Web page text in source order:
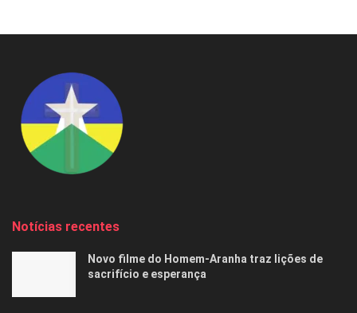
Notícias recentes
Novo filme do Homem-Aranha traz lições de
sacrifício e esperança